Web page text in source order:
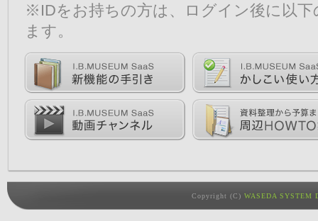
※IDをお持ちの方は、ログイン後に以
ます。
Copyright (C) WASEDA SYSTEM